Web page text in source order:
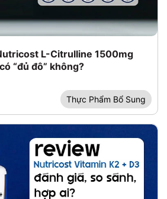
L-Citrulline 1500mg
“đủ đô” không?
Thực Phẩm Bổ Sung